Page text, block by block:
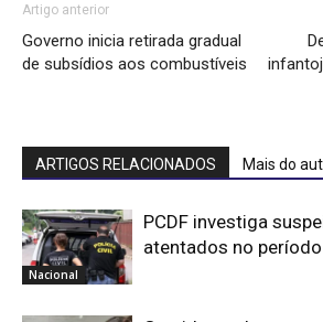
Artigo anterior
Governo inicia retirada gradual
de subsídios aos combustíveis
ARTIGOS RELACIONADOS Mais do
Nacional
PCDF investiga
atentados no